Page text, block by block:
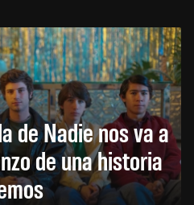
de Nadie nos va a
de una historia